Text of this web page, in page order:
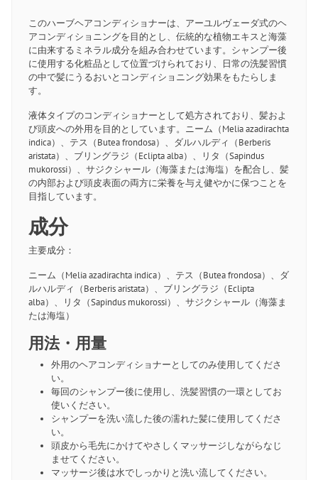
このハーブヘアコンディショナーは、アーユルヴェーダ式のヘ
アコンディショニングを目的とし、伝統的な植物エキスと海藻
に由来するミネラル成分を組み合わせています。シャンプー後
に使用する化粧品として位置づけられており、日常の洗髪習慣
の中で髪にうるおいとコンディショニング効果をもたらしま
す。
液体タイプのコンディショナーとして処方されており、髪およ
び頭皮への外用を目的としています。ニーム（Melia azadirachta
indica）、テス（Butea frondosa）、ダルハルディ（Berberis
aristata）、ブリングラジ（Eclipta alba）、リタ（Sapindus
mukorossi）、サジクシャール（海藻または海塩）を配合し、髪
の内部および頭皮表面の両方に栄養を与え健やかに保つことを
目指しています。
成分
主要成分：
ニーム（Melia azadirachta indica）、テス（Butea frondosa）、ダ
ルハルディ（Berberis aristata）、ブリングラジ（Eclipta
alba）、リタ（Sapindus mukorossi）、サジクシャール（海藻ま
たは海塩）
用法・用量
外用のヘアコンディショナーとしてのみ使用してくださ
い。
毎回のシャンプー後に使用し、洗髪習慣の一環としてお
使いください。
シャンプーを洗い流した後の濡れた髪に使用してくださ
い。
頭皮から毛先にかけてやさしくマッサージしながらなじ
ませてください。
マッサージ後は水でしっかりと洗い流してください。